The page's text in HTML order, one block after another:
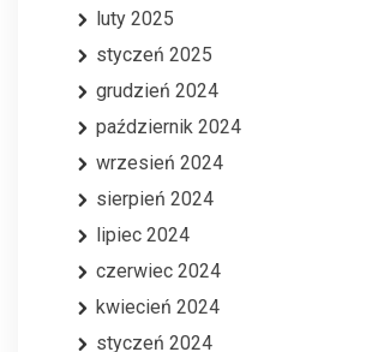
luty 2025
styczeń 2025
grudzień 2024
październik 2024
wrzesień 2024
sierpień 2024
lipiec 2024
czerwiec 2024
kwiecień 2024
styczeń 2024